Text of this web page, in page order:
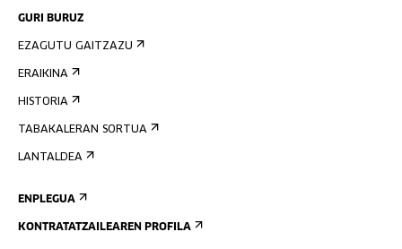
GURI BURUZ
EZAGUTU GAITZAZU
ERAIKINA
HISTORIA
TABAKALERAN SORTUA
LANTALDEA
ENPLEGUA
KONTRATATZAILEAREN PROFILA